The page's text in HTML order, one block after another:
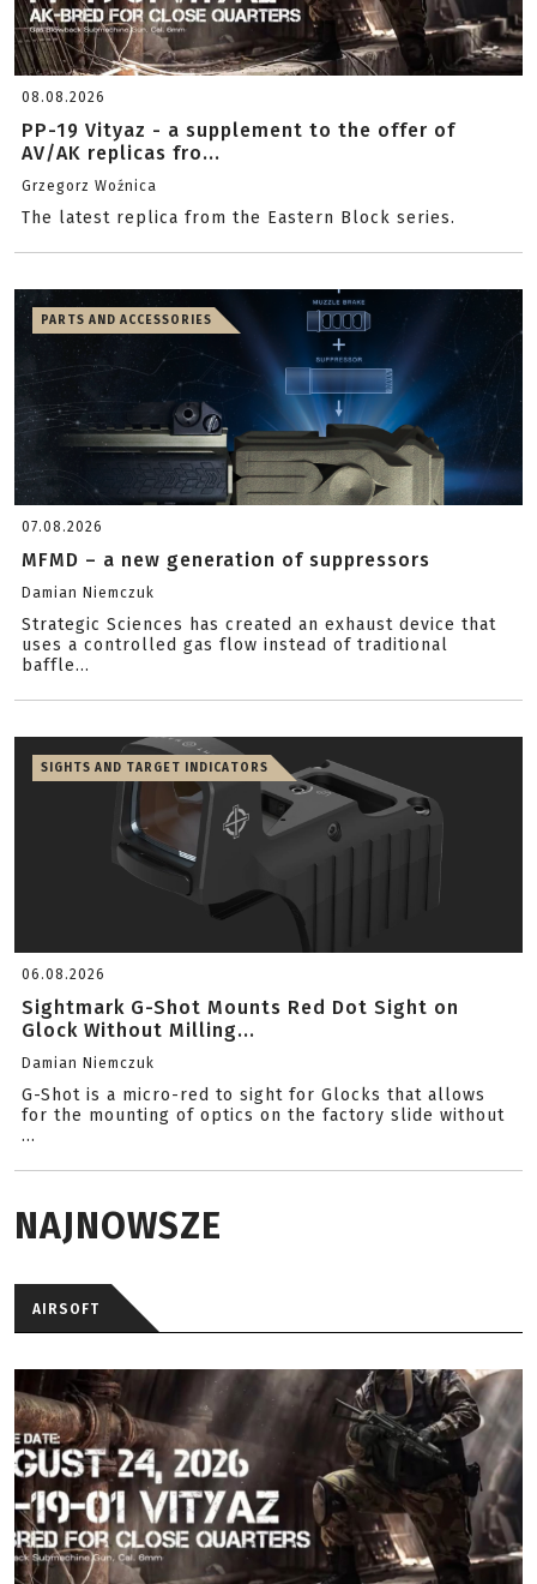
08.08.2026
PP-19 Vityaz - a supplement to the offer of
AV/AK replicas fro...
Grzegorz Woźnica
The latest replica from the Eastern Block series.
PARTS AND ACCESSORIES
07.08.2026
MFMD – a new generation of suppressors
Damian Niemczuk
Strategic Sciences has created an exhaust device that
uses a controlled gas flow instead of traditional
baffle...
SIGHTS AND TARGET INDICATORS
06.08.2026
Sightmark G-Shot Mounts Red Dot Sight on
Glock Without Milling...
Damian Niemczuk
G-Shot is a micro-red to sight for Glocks that allows
for the mounting of optics on the factory slide without
...
NAJNOWSZE
AIRSOFT